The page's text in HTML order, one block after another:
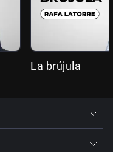
La brújula